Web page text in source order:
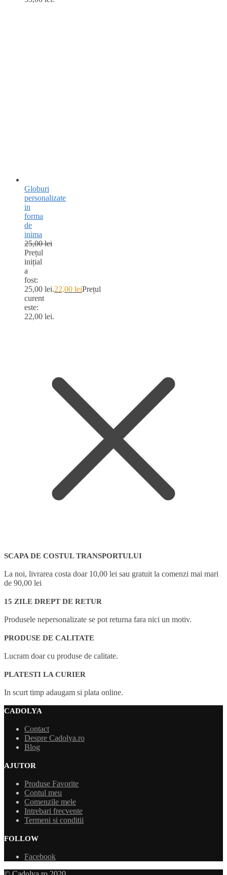
Globuri
personalizate
in
forma
de
inima
25,00lei
Prețul
inițial
a
fost:
25,00 lei.22,00 leiPrețul
curent
este:
22,00 lei.
SCAPA DE COSTUL TRANSPORTULUI
La noi, livrarea costa doar 10,00 lei sau gratuit la comenzi mai mari
de 90,00 lei
15 ZILE DREPT DE RETUR
Produsele nepersonalizate se pot returna fara nici un motiv.
PRODUSE DE CALITATE
Lucram doar cu produse de calitate.
PLATESTI LA CURIER
In scurt timp adaugam si plata online.
CADOLYA
Contact
Despre Cadolya.ro
Blog
AJUTOR
Produse Favorite
Contul meu
Comenzile mele
Intrebari frecvente
Termeni si conditii
FOLLOW
Facebook